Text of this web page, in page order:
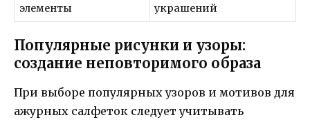
элементы
украшений
Популярные рисунки и узоры:
создание неповторимого образа
При выборе популярных узоров и мотивов для
ажурных салфеток следует учитывать